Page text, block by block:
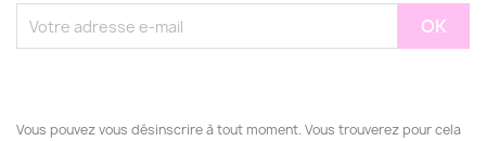
Vous pouvez vous désinscrire à tout moment. Vous trouverez pour cela